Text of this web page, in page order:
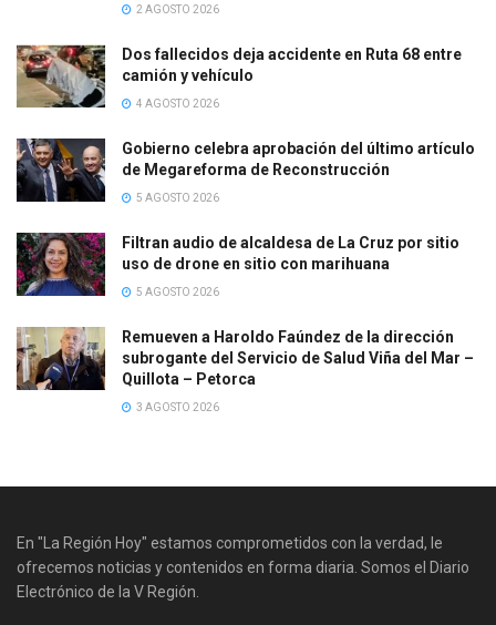
2 AGOSTO 2026
Dos fallecidos deja accidente en Ruta 68 entre
camión y vehículo
4 AGOSTO 2026
Gobierno celebra aprobación del último artículo
de Megareforma de Reconstrucción
5 AGOSTO 2026
Filtran audio de alcaldesa de La Cruz por sitio
uso de drone en sitio con marihuana
5 AGOSTO 2026
Remueven a Haroldo Faúndez de la dirección
subrogante del Servicio de Salud Viña del Mar –
Quillota – Petorca
3 AGOSTO 2026
En "La Región Hoy" estamos comprometidos con la verdad, le
ofrecemos noticias y contenidos en forma diaria. Somos el Diario
Electrónico de la V Región.